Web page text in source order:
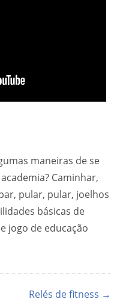
maneiras de se
Caminhar,
pular, pular, joelhos
básicas de
jogo de educação
Relés de fitness →